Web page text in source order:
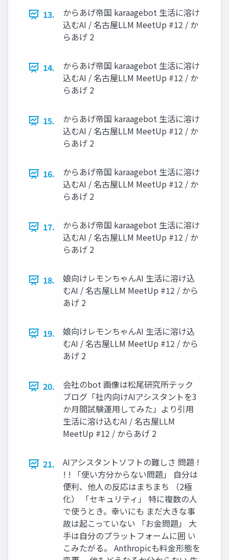
13.
からあげ帝国 karaagebot 生活に溶け
込むAI / 名古屋LLM MeetUp #12 / か
らあげ 2
14.
からあげ帝国 karaagebot 生活に溶け
込むAI / 名古屋LLM MeetUp #12 / か
らあげ 2
15.
からあげ帝国 karaagebot 生活に溶け
込むAI / 名古屋LLM MeetUp #12 / か
らあげ 2
16.
からあげ帝国 karaagebot 生活に溶け
込むAI / 名古屋LLM MeetUp #12 / か
らあげ 2
17.
からあげ帝国 karaagebot 生活に溶け
込むAI / 名古屋LLM MeetUp #12 / か
らあげ 2
18.
娘向けレモンちゃんAI 生活に溶け込
むAI / 名古屋LLM MeetUp #12 / から
あげ 2
19.
娘向けレモンちゃんAI 生活に溶け込
むAI / 名古屋LLM MeetUp #12 / から
あげ 2
20.
会社のbot 画像は松尾研究所テック
ブログ「社内向けAIアシスタントを3
か月間試験運用してみた」より引用
生活に溶け込むAI / 名古屋LLM
MeetUp #12 / からあげ 2
21.
AIアシスタントソフトの難しさ 問題 !
! ! 「使い方分からない問題」 自分は
便利、他人の反応はまちまち （2極
化） 「セキュリティ」 特に複数の人
で使うとき。幸いにも まだ大きな事
故は起こっていない 「お金問題」 大
手は自分のプラットフォームに囲 い
こみたがる。 Anthropicも料金形態を